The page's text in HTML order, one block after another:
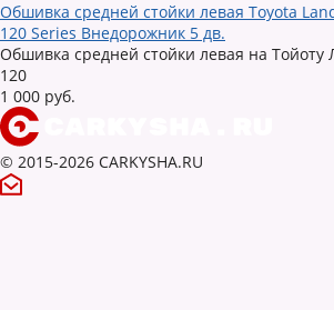
Обшивка средней стойки левая Toyota
120 Series Внедорожник 5 дв.
Обшивка средней стойки левая на Тойоту
120
1 000 руб.
© 2015-2026 CARKYSHA.RU